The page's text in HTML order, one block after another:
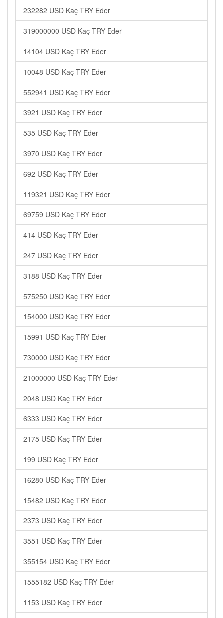
232282 USD Kaç TRY Eder
319000000 USD Kaç TRY Eder
14104 USD Kaç TRY Eder
10048 USD Kaç TRY Eder
552941 USD Kaç TRY Eder
3921 USD Kaç TRY Eder
535 USD Kaç TRY Eder
3970 USD Kaç TRY Eder
692 USD Kaç TRY Eder
119321 USD Kaç TRY Eder
69759 USD Kaç TRY Eder
414 USD Kaç TRY Eder
247 USD Kaç TRY Eder
3188 USD Kaç TRY Eder
575250 USD Kaç TRY Eder
154000 USD Kaç TRY Eder
15991 USD Kaç TRY Eder
730000 USD Kaç TRY Eder
21000000 USD Kaç TRY Eder
2048 USD Kaç TRY Eder
6333 USD Kaç TRY Eder
2175 USD Kaç TRY Eder
199 USD Kaç TRY Eder
16280 USD Kaç TRY Eder
15482 USD Kaç TRY Eder
2373 USD Kaç TRY Eder
3551 USD Kaç TRY Eder
355154 USD Kaç TRY Eder
1555182 USD Kaç TRY Eder
1153 USD Kaç TRY Eder